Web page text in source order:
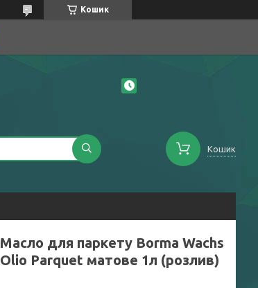
Кошик
Кошик
Масло для паркету Borma Wachs
Olio Parquet матове 1л (розлив)